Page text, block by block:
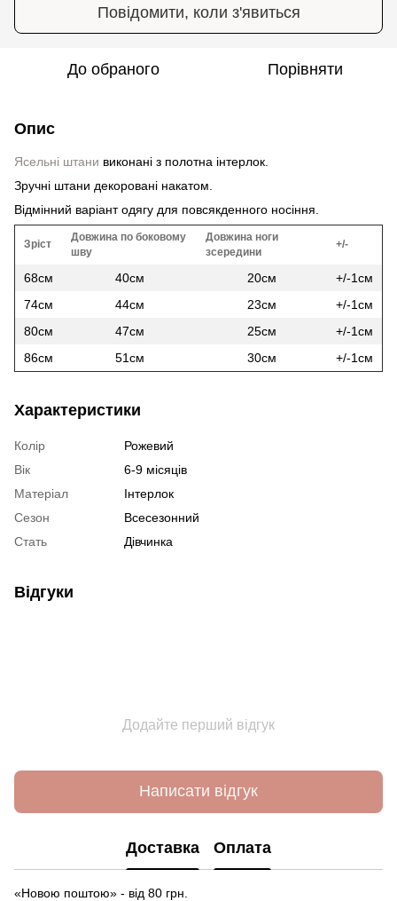
Повідомити, коли з'явиться
До обраного Порівняти
Опис
Ясельні штани виконані з полотна інтерлок.
Зручні штани декоровані накатом.
Відмінний варіант одягу для повсякденного носіння.
Зріст
Довжина по боковому
шву
Довжина ноги
зсередини
+/-
68см 40см 20см
+/-1см
74см
44см 23см
+/-1см
80см
47см 25см
+/-1см
86см
51см 30см +/-1см
Характеристики
Колір
Рожевий
Вік
6-9 місяців
Матеріал
Інтерлок
Сезон
Всесезонний
Стать
Дівчинка
Відгуки
Додайте перший відгук
Написати відгук
Доставка Оплата
«Новою поштою» - від 80 грн.